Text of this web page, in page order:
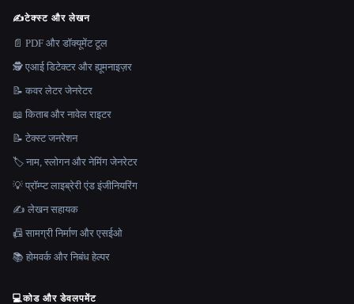
✍️टेक्स्ट और लेखन
📄 PDF और डॉक्यूमेंट टूल
🕵️ एआई डिटेक्टर और ह्यूमनाइज़र
📝 कवर लेटर जेनरेटर
📖 किताब और नावेल राइटर
📝 टेक्स्ट जनरेशन
🏷️ नाम, स्लोगन और नेमिंग जेनरेटर
💡 प्रॉम्प्ट लाइब्रेरी एंड इंजीनियरिंग
✍️ लेखन सहायक
📠 सामग्री निर्माण और एसईओ
📚 होमवर्क और निबंध हेल्पर
💻कोड और डेवलपमेंट